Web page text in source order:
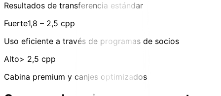
Resultados de transferencia estándar
Fuerte1,8 – 2,5 cpp
Uso eficiente a través de programas de socios
Alto> 2,5 cpp
Cabina premium y canjes optimizados